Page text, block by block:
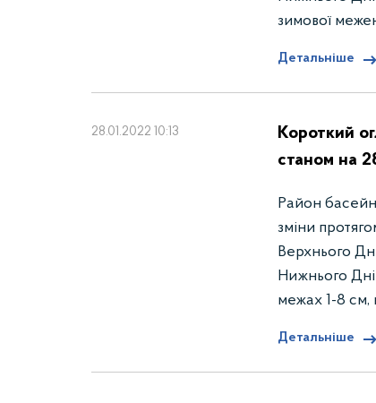
зимової
Детальніше
28.01.2022 10:13
Короткий
станом на
Район
зміни
Верхнього
Нижнього
межах 1-8 см,
Детальніше